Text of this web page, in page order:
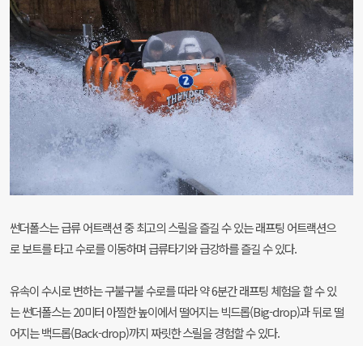
썬더폴스는 급류 어트랙션 중 최고의 스릴을 즐길 수 있는 래프팅 어트랙션으
로 보트를 타고 수로를 이동하며 급류타기와 급강하를 즐길 수 있다.
유속이 수시로 변하는 구불구불 수로를 따라 약 6분간 래프팅 체험을 할 수 있
는 썬더폴스는 20미터 아찔한 높이에서 떨어지는 빅드롭(Big-drop)과 뒤로 떨
어지는 백드롭(Back-drop)까지 짜릿한 스릴을 경험할 수 있다.